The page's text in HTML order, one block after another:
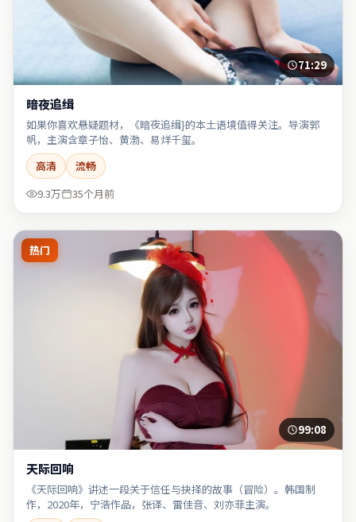
71:29
暗夜追缉
如果你喜欢悬疑题材，《暗夜追缉}的本土语境值得关注。导演郭
帆，主演含章子怡、黄渤、易烊千玺。
高清
流畅
9.3万
35个月前
热门
99:08
天际回响
《天际回响》讲述一段关于信任与抉择的故事（冒险）。韩国制
作，2020年，宁浩作品，张译、雷佳音、刘亦菲主演。